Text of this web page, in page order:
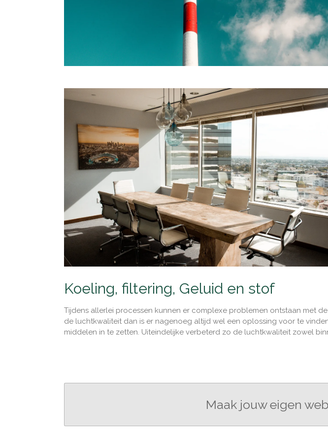
Koeling, filtering, Geluid en stof
Tijdens allerlei processen kunnen er complexe problemen ontstaan met
de luchtkwaliteit dan is er nagenoeg altijd wel een oplossing voor te
middelen in te zetten. Uiteindelijke verbeterd zo de luchtkwaliteit zowel
Maak jouw eigen